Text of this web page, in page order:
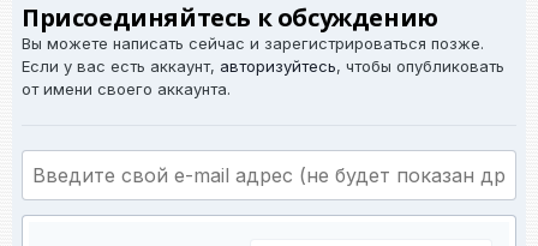
Присоединяйтесь к обсуждению
Вы можете написать сейчас и зарегистрироваться позже.
Если у вас есть аккаунт, авторизуйтесь, чтобы опубликовать
от имени своего аккаунта.